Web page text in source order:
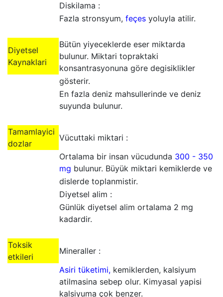
Diskilama :
Fazla stronsyum, feçes yoluyla atilir.
Diyetsel
Kaynaklari
Bütün yiyeceklerde eser miktarda
bulunur. Miktari topraktaki
konsantrasyonuna göre degisiklikler
gösterir.
En fazla deniz mahsullerinde ve deniz
suyunda bulunur.
Tamamlayici
dozlar
Vücuttaki miktari :
Ortalama bir insan vücudunda 300 - 350
mg bulunur. Büyük miktari kemiklerde ve
dislerde toplanmistir.
Diyetsel alim :
Günlük diyetsel alim ortalama 2 mg
kadardir.
Toksik
etkileri
Mineraller :
Asiri tüketimi, kemiklerden, kalsiyum
atilmasina sebep olur. Kimyasal yapisi
kalsiyuma çok benzer.